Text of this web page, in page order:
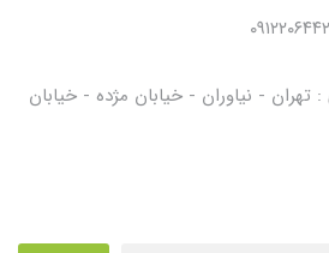
- نیاوران - خیابان مژده - خیابان